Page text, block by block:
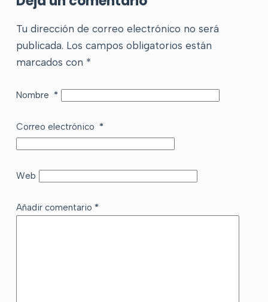
Tu dirección de correo electrónico no será
publicada. Los campos obligatorios están
marcados con*
Nombre*
Correo electrónico*
Web
Añadir comentario*